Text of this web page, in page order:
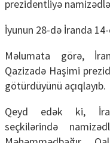
prezidentliyə
İyunun 28-də İranda
Məlumata görə,
Qazizadə Haşimi
götürdüyünü açıqlayıb.
Qeyd edək ki,
seçkilərində